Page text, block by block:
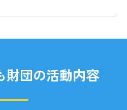
財団の活動内容